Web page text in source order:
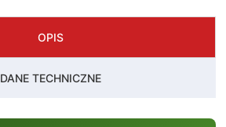
OPIS
DANE TECHNICZNE